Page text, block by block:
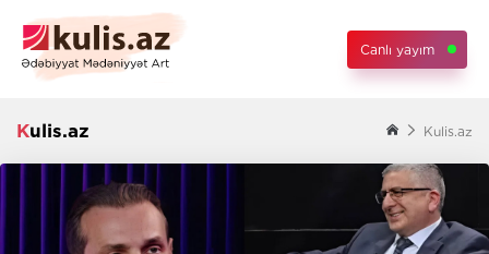
Canlı yayım
Kulis.az Kulis.az